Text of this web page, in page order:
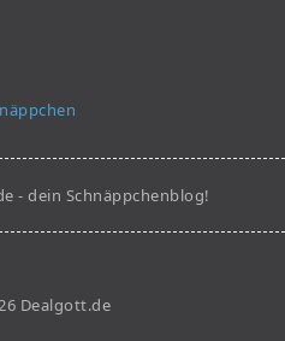
- dein Schnäppchenblog!
Dealgott.de